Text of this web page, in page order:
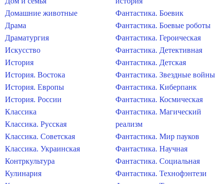
Домашние животные
Драма
Драматургия
Искусство
История
История. Востока
История. Европы
История. России
Классика
Классика. Русская
Классика. Советская
Классика. Украинская
Контркультура
Кулинария
Фантастика. Боевик
Фантастика. Боевые роботы
Фантастика. Героическая
Фантастика. Детективная
Фантастика. Детская
Фантастика. Звездные войны
Фантастика. Киберпанк
Фантастика. Космическая
Фантастика. Магический
реализм
Фантастика. Мир пауков
Фантастика. Научная
Фантастика. Социальная
Фантастика. Технофэнтези